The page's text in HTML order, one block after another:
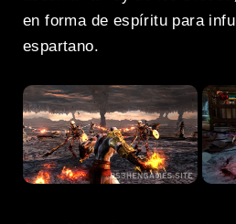
en forma de espíritu para
espartano.